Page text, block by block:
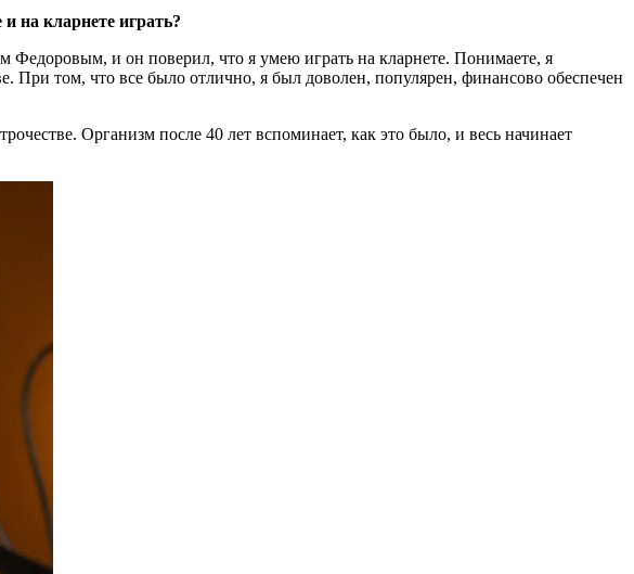
на кларнете играть?
и он поверил, что я умею играть на кларнете. Понимаете, я
При том, что все было отлично, я был доволен, популярен, финансово обеспечен
Организм после 40 лет вспоминает, как это было, и весь начинает